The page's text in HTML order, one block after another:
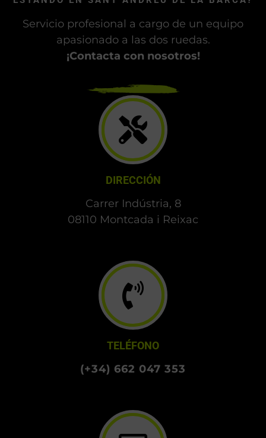
¿BUSCAS DÓNDE PINTAR TU MOTO
ESTANDO EN SANT ANDREU DE LA BARCA?
Servicio profesional a cargo de un equipo
¡Contacta con nosotros!
DIRECCIÓN
08110 Montcada i Reixac
(+34) 662 047 353